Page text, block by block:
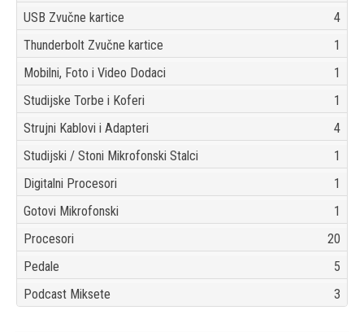
USB Zvučne kartice
4
Thunderbolt Zvučne kartice
1
Mobilni, Foto i Video Dodaci
1
Studijske Torbe i Koferi
1
Strujni Kablovi i Adapteri
4
Studijski / Stoni Mikrofonski Stalci
1
Digitalni Procesori
1
Gotovi Mikrofonski
1
Procesori
20
Pedale
5
Podcast Miksete
3